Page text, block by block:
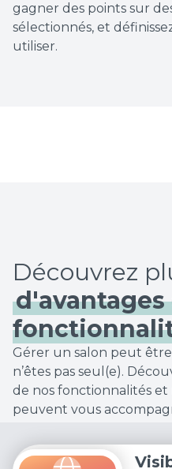
gagner des points sur
sélectionnés, et
utiliser.
Découvrez
d'avantages
Gérer un salon peut
n’êtes pas seul(e).
de nos fonctionnalités
peuvent vous